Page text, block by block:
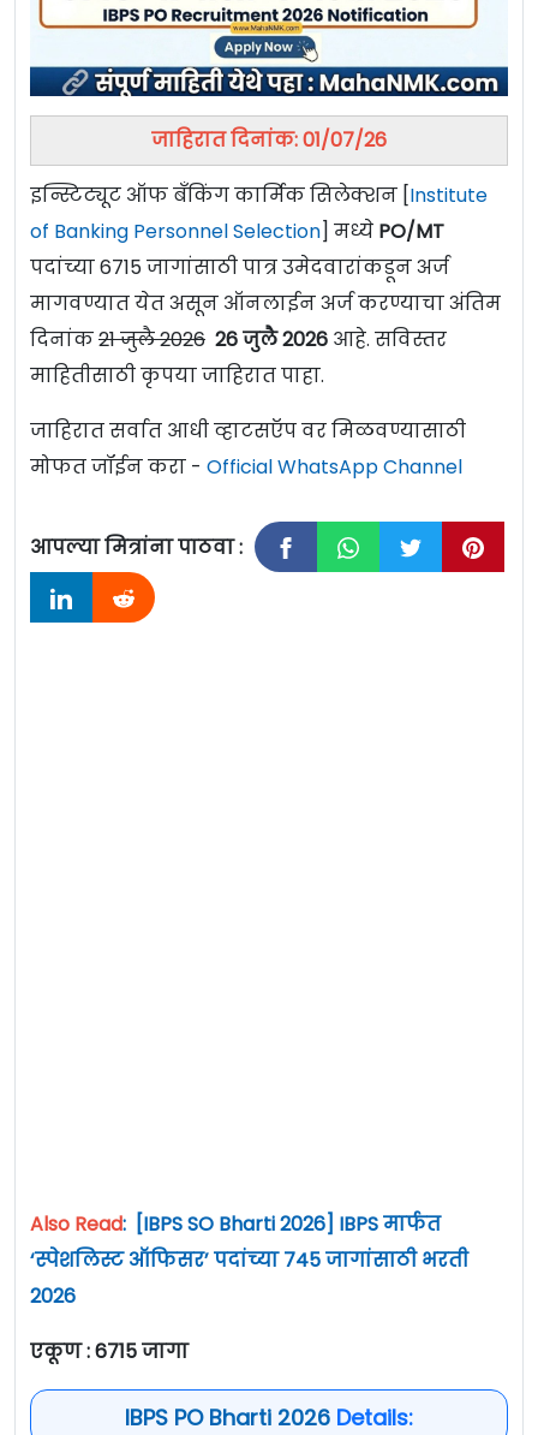
जाहिरात दिनांक: 01/07/26
इन्स्टिट्यूट ऑफ बँकिंग कार्मिक सिलेक्शन [Institute
of Banking Personnel Selection] मध्ये PO/MT
पदांच्या 6715 जागांसाठी पात्र उमेदवारांकडून अर्ज
मागवण्यात येत असून ऑनलाईन अर्ज करण्याचा अंतिम
दिनांक21 जुलै 2026 26 जुलै 2026 आहे. सविस्तर
माहितीसाठी कृपया जाहिरात पाहा.
जाहिरात सर्वात आधी व्हाटसऍप वर मिळवण्यासाठी
मोफत जॉईन करा - Official WhatsApp Channel
आपल्या मित्रांना पाठवा :
Also Read: [IBPS SO Bharti 2026] IBPS मार्फत
‘स्पेशलिस्ट ऑफिसर’ पदांच्या 745 जागांसाठी भरती
2026
एकूण : 6715 जागा
IBPS PO Bharti 2026 Details: